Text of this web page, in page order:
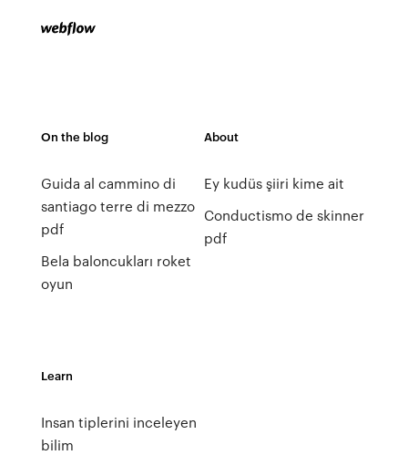
On the blog
Guida al cammino di
santiago terre di mezzo
pdf
Bela baloncukları roket
oyun
About
Ey kudüs şiiri kime ait
Conductismo de skinner
pdf
Learn
Insan tiplerini inceleyen
bilim